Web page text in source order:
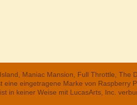
Maniac Mansion, Full Throttle, The
eine eingetragene Marke von
in keiner Weise mit LucasArts, Inc.